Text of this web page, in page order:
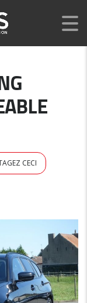
CECI